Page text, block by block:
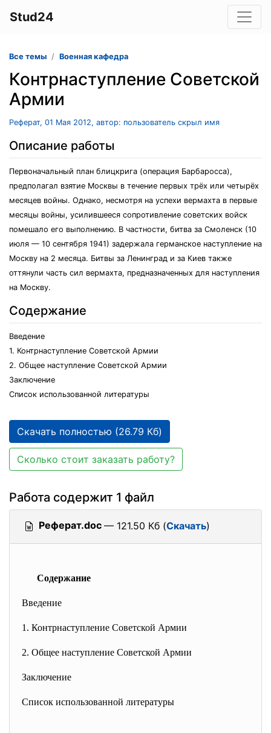
Stud24
Все темы Военная кафедра
Контрнаступление Советской
Армии
Реферат, 01 Мая 2012, автор: пользователь скрыл имя
Описание работы
Первоначальный план блицкрига (операция Барбаросса),
предполагал взятие Москвы в течение первых трёх или четырёх
месяцев войны. Однако, несмотря на успехи вермахта в первые
месяцы войны, усилившееся сопротивление советских войск
помешало его выполнению. В частности, битва за Смоленск (10
июля — 10 сентября 1941) задержала германское наступление на
Москву на 2 месяца. Битвы за Ленинград и за Киев также
оттянули часть сил вермахта, предназначенных для наступления
на Москву.
Содержание
Введение
1. Контрнаступление Советской Армии
2. Общее наступление Советской Армии
Заключение
Список использованной литературы
Скачать полностью (26.79 Кб)
Сколько стоит заказать работу?
Работа содержит 1 файл
Реферат.doc — 121.50 Кб (Скачать)
Содержание
Введение
1. Контрнаступление Советской Армии
2. Общее наступление Советской Армии
Заключение
Список использованной литературы